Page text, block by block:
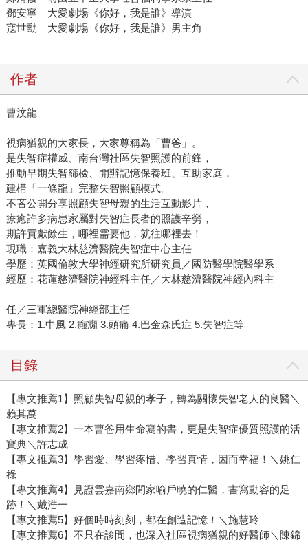
鄧安寧 大愛劇場《你好，我是誰》導演
寇世勳 大愛劇場《你好，我是誰》男主角
作者
曹汶龍
視病猶親的大家長，大家尊稱為「曹爸」。
是失智症權威、南台灣社區失智照護的前鋒，
推動早期失智篩檢、開辦記憶保養班、互助家庭，
建構「一條龍」完整失智照顧模式。
不吝公開分享照顧失智母親的生活互動影片，
療癒許多病患家屬對失智症長者的照護辛勞，
期許貢獻餘生，哪裡需要他，就往哪裡去！
現職：嘉義大林慈濟醫院失智症中心主任
學歷：英國倫敦大學神經研究所研究員／國防醫學院醫學系
經歷：花蓮慈濟醫院神經科主任／大林慈濟醫院神經內科主
任／三軍總醫院神經部主任
專長：1.中風 2.癲癇 3.頭痛 4.巴金森氏症 5.失智症等
目錄
【專文推薦1】照顧失智母親的孝子，轉為關懷失智老人的良醫＼
賴其萬
【專文推薦2】一本曹爸用生命寫的書，更是失智症優質照護的活
寶典＼許志成
【專文推薦3】學習愛、學習疼惜、學習真情，因而幸福！＼姚仁
祿
【專文推薦4】見證雲嘉南鄉間家喻戶曉的仁醫，書寫動容的足
跡！＼戴浩一
【專文推薦5】好個時時刻刻，都在創造記憶！＼施慧玲
【專文推薦6】不只在診間，也深入社區視病猶親的好醫師＼陳錦